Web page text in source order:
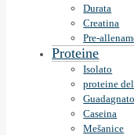
Durata
Creatina
Pre-
Proteine
Isolato
proteine
Caseina
Mešanice